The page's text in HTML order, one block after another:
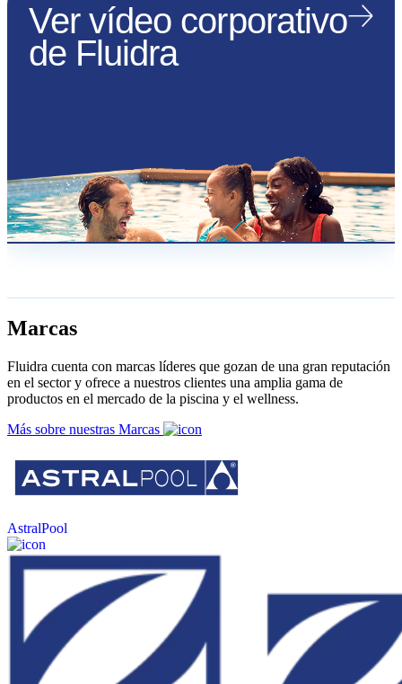
Ver vídeo corporativo
de Fluidra
Marcas
Fluidra cuenta con marcas líderes que gozan de una gran reputación
en el sector y ofrece a nuestros clientes una amplia gama de
productos en el mercado de la piscina y el wellness.
Más sobre nuestras Marcas
AstralPool